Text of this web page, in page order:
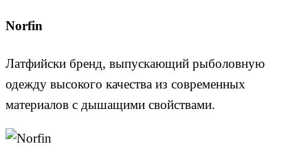
Norfin
Латфийски бренд, выпускающий рыболовную
одежду высокого качества из современных
материалов с дышащими свойствами.